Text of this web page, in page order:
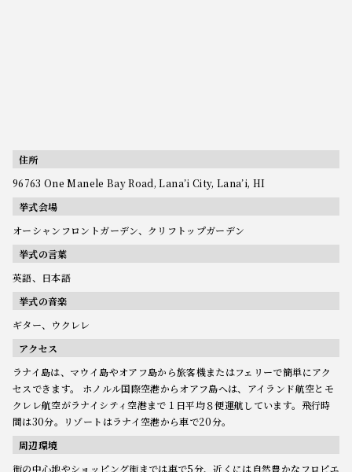
住所
96763 One Manele Bay Road, Lana’i City, Lana’i, HI
挙式会場
オーシャンフロントガーデン、クリフトップガーデン
挙式の言葉
英語、日本語
挙式の音楽
ギター、ウクレレ
アクセス
ラナイ島は、マウイ島やオアフ島から旅客機またはフェリーで簡単にアク
セスできます。 ホノルル国際空港からオアフ島へは、アイランド航空とモ
クレレ航空がラナイシティ空港まで１日平均８便運航しています。飛行時
間は30分。リゾートはラナイ空港から車で20分。
周辺環境
街の中心地やショッピング街までは車で5分、近くには自然豊かなフロピエ